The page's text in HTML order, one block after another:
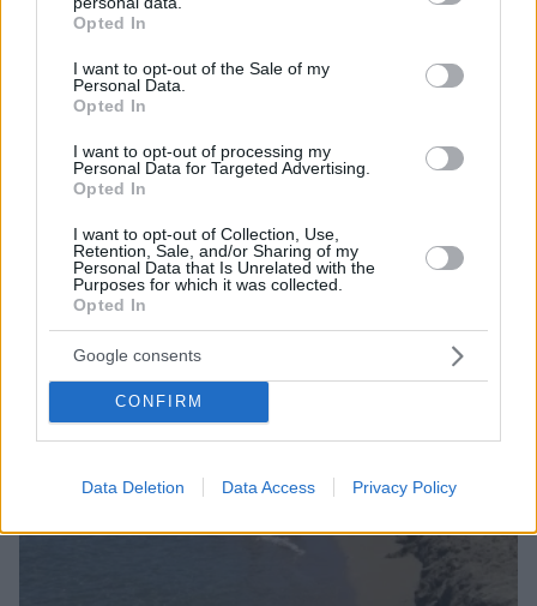
grant or deny consent to Google and its third-party tags to
use your data for below specified purposes in below Google
consent section.
Opted In
I want to opt-out of the Sale of my
Personal Data.
Opted In
I want to opt-out of processing my
Personal Data for Targeted Advertising.
Opted In
I want to opt-out of Collection, Use,
Retention, Sale, and/or Sharing of my
Personal Data that Is Unrelated with the
Purposes for which it was collected.
Opted In
Google consents
CONFIRM
Data Deletion Data Access Privacy Policy
Χρίστος Κούγιας: Η προσωπική μου ζωή δεν
μπορεί να είναι αντικείμενο φημών ή σεναρίων
που παρουσιάζονται ως πραγματικά γεγονότα
06.08.2026, 22:24